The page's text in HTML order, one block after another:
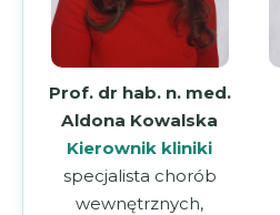
Prof. dr hab. n. med.
Aldona Kowalska
Kierownik kliniki
specjalista chorób
wewnętrznych,